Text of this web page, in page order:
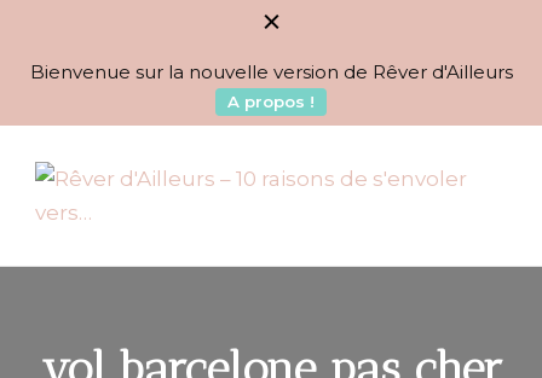
Bienvenue sur la nouvelle version de Rêver d'Ailleurs
A propos !
Rêver d'Ailleurs – 10
BLOG VOYAGES DEPUIS 2010